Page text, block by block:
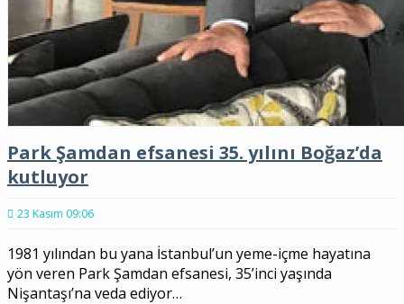
Park Şamdan efsanesi 35. yılını Boğaz’da
kutluyor
23 Kasım 09:06
1981 yılından bu yana İstanbul’un yeme-içme hayatına
yön veren Park Şamdan efsanesi, 35’inci yaşında
Nişantaşı’na veda ediyor…